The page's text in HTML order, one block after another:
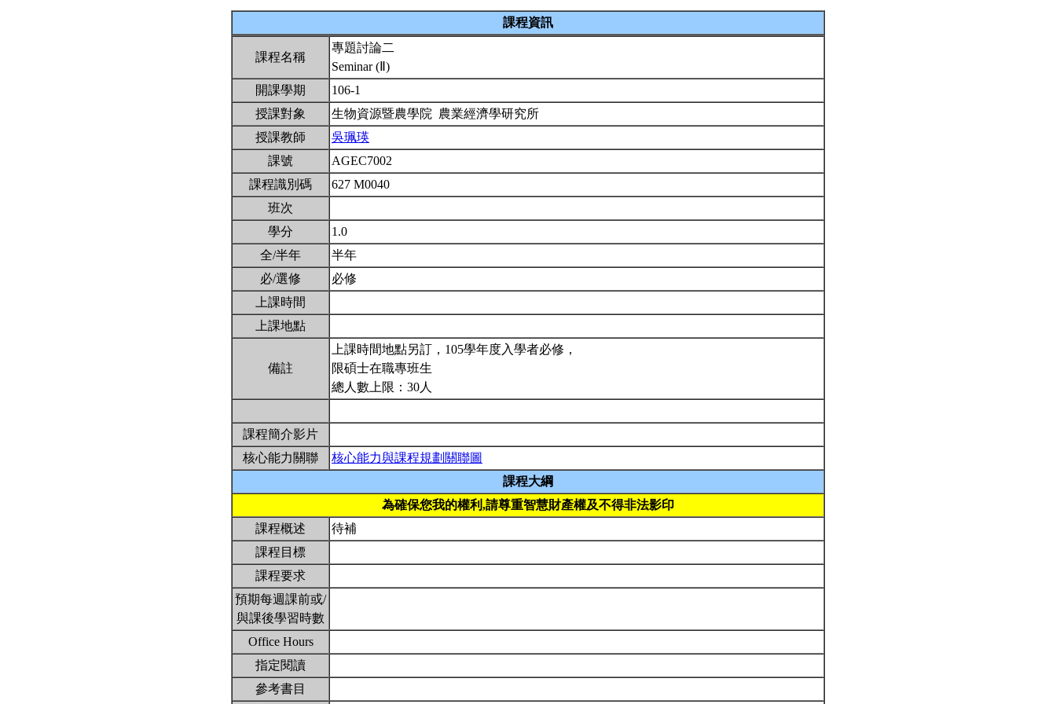
課程資訊
課程名稱
專題討論二
Seminar (Ⅱ)
開課學期
106-1
授課對象
生物資源暨農學院 農業經濟學研究所
授課教師
吳珮瑛
課號
AGEC7002
課程識別碼
627 M0040
班次
學分
1.0
全/半年
半年
必/選修
必修
上課時間
上課地點
備註
上課時間地點另訂，105學年度入學者必修，
限碩士在職專班生
總人數上限：30人
課程簡介影片
核心能力關聯
核心能力與課程規劃關聯圖
課程大綱
為確保您我的權利,請尊重智慧財產權及不得非法影印
課程概述
待補
課程目標
課程要求
預期每週課前或/
與課後學習時數
Office Hours
指定閱讀
參考書目